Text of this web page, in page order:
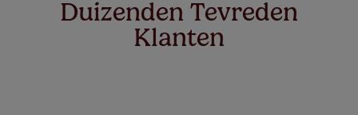
Duizenden Tevreden
Klanten